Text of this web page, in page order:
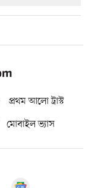
প্রথম আলো ট্রাস্ট
মোবাইল ভ্যাস